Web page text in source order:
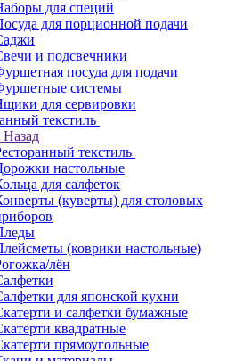
для специй
для порционной подачи
и подсвечники
посуда для подачи
системы
для сервировки
текстиль
Назад
текстиль
настольные
для салфеток
(куверты) для столовых
(коврики настольные)
лён
для японской кухни
и салфетки бумажные
квадратные
прямоугольные